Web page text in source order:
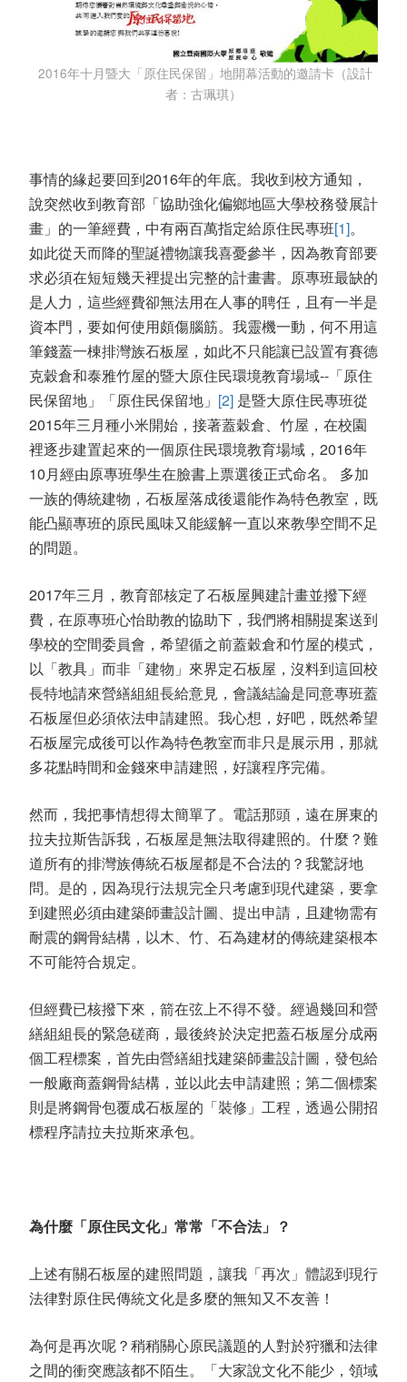
2016年十月暨大「原住民保留」地開幕活動的邀請卡（設計
者：古珮琪）
事情的緣起要回到2016年的年底。我收到校方通知，
說突然收到教育部「協助強化偏鄉地區大學校務發展計
畫」的一筆經費，中有兩百萬指定給原住民專班[1]。
如此從天而降的聖誕禮物讓我喜憂參半，因為教育部要
求必須在短短幾天裡提出完整的計畫書。原專班最缺的
是人力，這些經費卻無法用在人事的聘任，且有一半是
資本門，要如何使用頗傷腦筋。我靈機一動，何不用這
筆錢蓋一棟排灣族石板屋，如此不只能讓已設置有賽德
克穀倉和泰雅竹屋的暨大原住民環境教育場域--「原住
民保留地」「原住民保留地」 [2] 是暨大原住民專班從
2015年三月種小米開始，接著蓋穀倉、竹屋，在校園
裡逐步建置起來的一個原住民環境教育場域，2016年
10月經由原專班學生在臉書上票選後正式命名。 多加
一族的傳統建物，石板屋落成後還能作為特色教室，既
能凸顯專班的原民風味又能緩解一直以來教學空間不足
的問題。
2017年三月，教育部核定了石板屋興建計畫並撥下經
費，在原專班心怡助教的協助下，我們將相關提案送到
學校的空間委員會，希望循之前蓋穀倉和竹屋的模式，
以「教具」而非「建物」來界定石板屋，沒料到這回校
長特地請來營繕組組長給意見，會議結論是同意專班蓋
石板屋但必須依法申請建照。我心想，好吧，既然希望
石板屋完成後可以作為特色教室而非只是展示用，那就
多花點時間和金錢來申請建照，好讓程序完備。
然而，我把事情想得太簡單了。電話那頭，遠在屏東的
拉夫拉斯告訴我，石板屋是無法取得建照的。什麼？難
道所有的排灣族傳統石板屋都是不合法的？我驚訝地
問。是的，因為現行法規完全只考慮到現代建築，要拿
到建照必須由建築師畫設計圖、提出申請，且建物需有
耐震的鋼骨結構，以木、竹、石為建材的傳統建築根本
不可能符合規定。
但經費已核撥下來，箭在弦上不得不發。經過幾回和營
繕組組長的緊急磋商，最後終於決定把蓋石板屋分成兩
個工程標案，首先由營繕組找建築師畫設計圖，發包給
一般廠商蓋鋼骨結構，並以此去申請建照；第二個標案
則是將鋼骨包覆成石板屋的「裝修」工程，透過公開招
標程序請拉夫拉斯來承包。
為什麼「原住民文化」常常「不合法」？
上述有關石板屋的建照問題，讓我「再次」體認到現行
法律對原住民傳統文化是多麼的無知又不友善！
為何是再次呢？稍稍關心原民議題的人對於狩獵和法律
之間的衝突應該都不陌生。「大家說文化不能少，領域